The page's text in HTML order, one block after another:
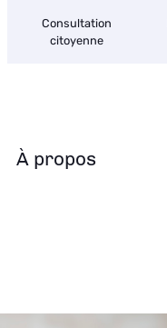
Navigation
À propos
secondaire
Consultation
citoyenne